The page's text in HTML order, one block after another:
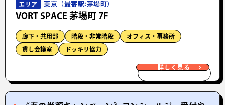
エリア 東京（最寄駅:茅場町）
VORT SPACE 茅場町 7F
廊下・共用部 階段・非常階段 オフィス・事務所
貸し会議室 ドッキリ協力
詳しく見る